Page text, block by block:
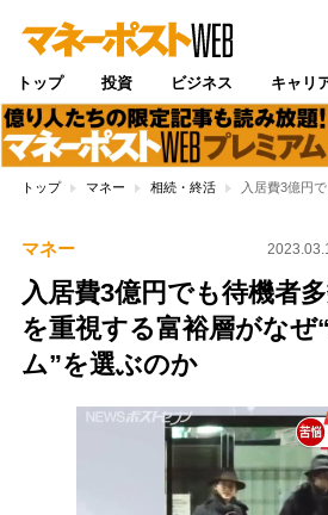
トップ 投資 ビジネス キャリ
トップ マネー 相続・終活 入居費3億円
マネー
入居費3億円でも待機
を重視する富裕層がなぜ
ム”を選ぶのか